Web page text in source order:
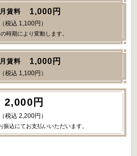
賃料 1,000円
（税込 1,100円）
時期により変動します。
賃料 1,000円
（税込 1,100円）
2,000円
（税込 2,200円）
振込にてお支払いいただいます。